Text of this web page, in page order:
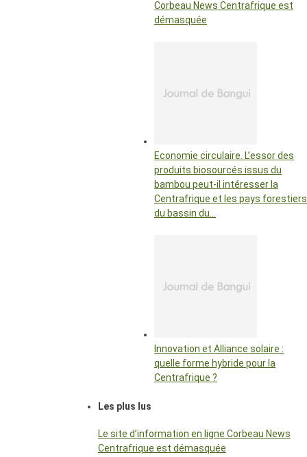
Corbeau News Centrafrique est
démasquée
Economie circulaire. L’essor des
produits biosourcés issus du
bambou peut-il intéresser la
Centrafrique et les pays forestiers
du bassin du…
Innovation et Alliance solaire :
quelle forme hybride pour la
Centrafrique ?
Les plus lus
Le site d’information en ligne Corbeau News
Centrafrique est démasquée